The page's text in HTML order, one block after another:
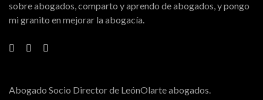
sobre abogados, comparto y aprendo de abogados, y pongo
mi granito en mejorar la abogacía.
Abogado Socio Director de LeónOlarte abogados.